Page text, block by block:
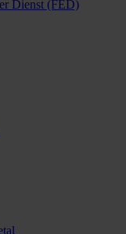
Dienst (FED)